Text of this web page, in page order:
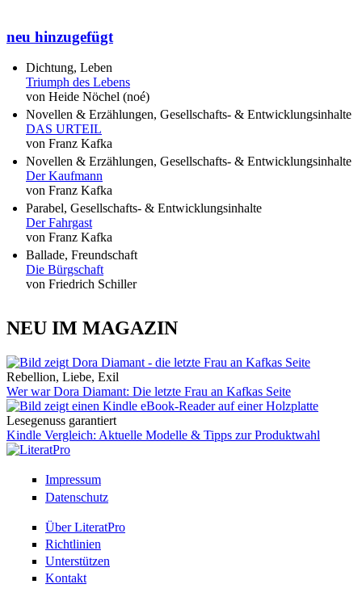
neu hinzugefügt
Dichtung, Leben
Triumph des Lebens
von Heide Nöchel (noé)
Novellen & Erzählungen, Gesellschafts- & Entwicklungsinhalte
DAS URTEIL
von Franz Kafka
Novellen & Erzählungen, Gesellschafts- & Entwicklungsinhalte
Der Kaufmann
von Franz Kafka
Parabel, Gesellschafts- & Entwicklungsinhalte
Der Fahrgast
von Franz Kafka
Ballade, Freundschaft
Die Bürgschaft
von Friedrich Schiller
NEU IM MAGAZIN
Rebellion, Liebe, Exil
Wer war Dora Diamant: Die letzte Frau an Kafkas Seite
Lesegenuss garantiert
Kindle Vergleich: Aktuelle Modelle & Tipps zur Produktwahl
Impressum
Datenschutz
Über LiteratPro
Richtlinien
Unterstützen
Kontakt